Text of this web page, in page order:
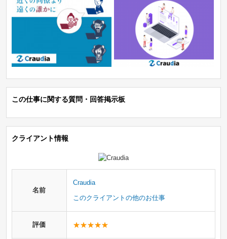
この仕事に関する質問・回答掲示板
クライアント情報
名前
Craudia
このクライアントの他のお仕事
評価